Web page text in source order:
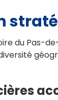
du Pas-